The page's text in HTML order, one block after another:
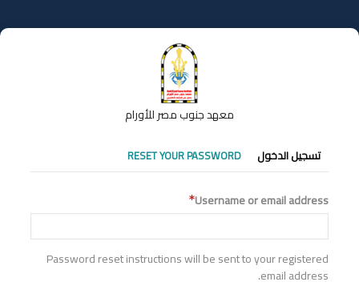
إلى
المحتوى
معهد جنوب مصر للأورام
التبويبات
الأساسية
تسجيل الدخول RESET YOUR PASSWORD
Username or email address
Password reset instructions will be sent to your registered
email address.